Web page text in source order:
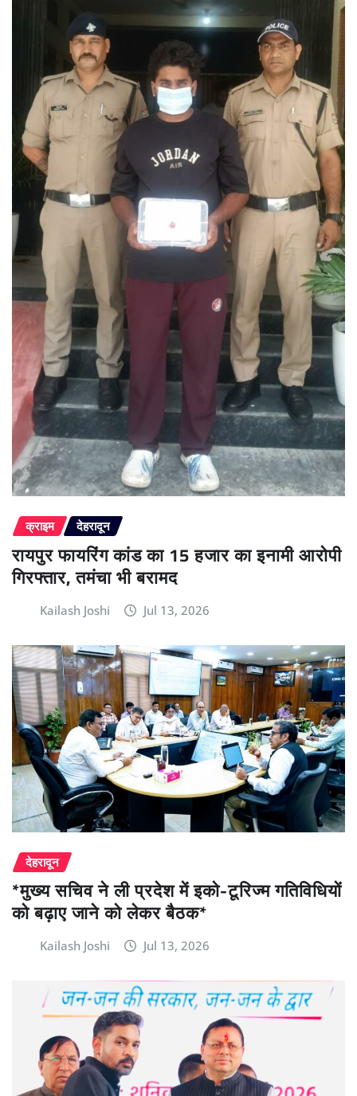
क्राइम देहरादून
रायपुर फायरिंग कांड का 15 हजार का इनामी आरोपी
गिरफ्तार, तमंचा भी बरामद
Kailash Joshi Jul 13, 2026
देहरादून
*मुख्य सचिव ने ली प्रदेश में इको-टूरिज्म गतिविधियों
को बढ़ाए जाने को लेकर बैठक*
Kailash Joshi Jul 13, 2026